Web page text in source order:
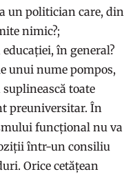
un politician care, din
nimic?;
în general?
unui nume pompos,
suplinească toate
preuniversitar. În
funcțional nu va
într-un consiliu
Orice cetățean